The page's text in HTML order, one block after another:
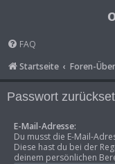
FAQ
Startseite
Foren-
Passwort
E-Mail-Adresse:
Du musst die E-Mail-
Diese hast du bei der
deinem persönlichen